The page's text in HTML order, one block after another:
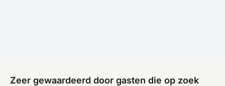
Zeer gewaardeerd door gasten die op zoek